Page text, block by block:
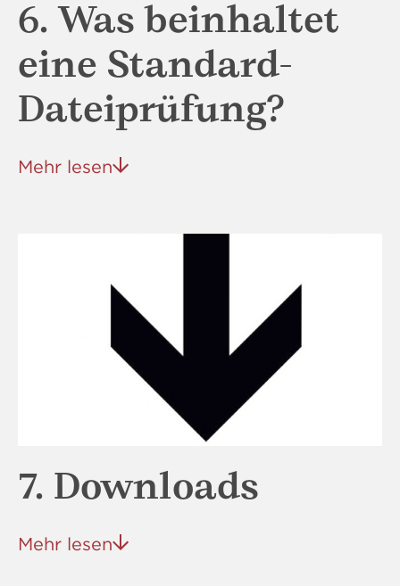
6. Was beinhaltet
eine Standard-
Dateiprüfung?
Mehr lesen
7. Downloads
Mehr lesen